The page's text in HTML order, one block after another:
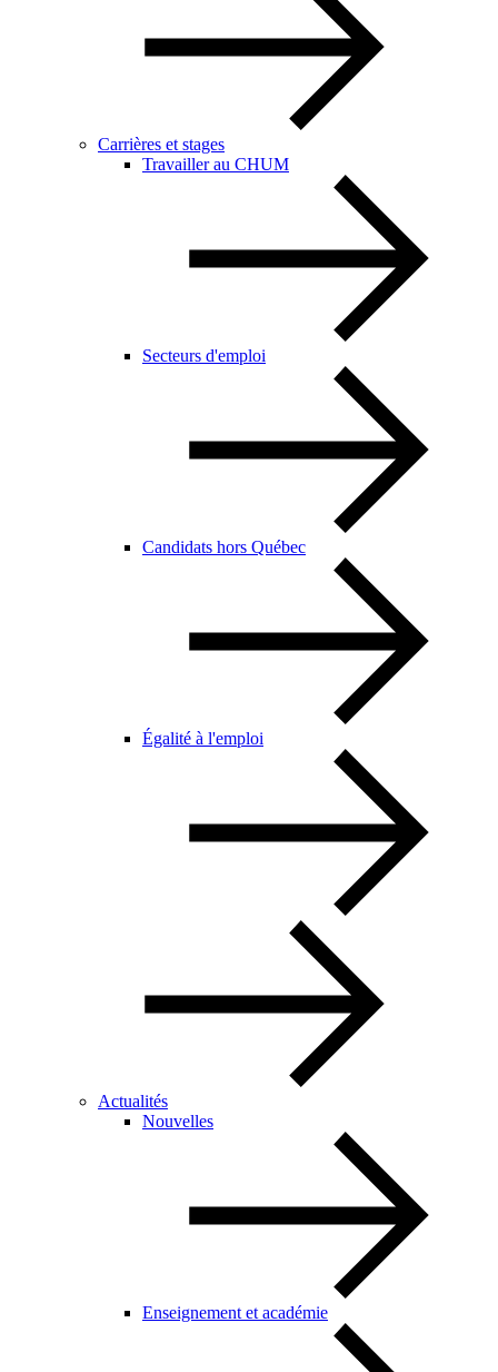
Carrières et stages
Travailler au CHUM
Secteurs d'emploi
Candidats hors Québec
Égalité à l'emploi
Actualités
Nouvelles
Enseignement et académie